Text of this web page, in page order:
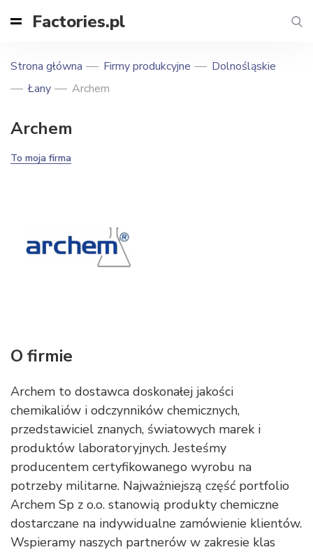
Factories.pl
Strona główna Firmy produkcyjne
Dolnośląskie
Łany
Archem
Archem
To moja firma
O firmie
Archem to dostawca doskonałej jakości
chemikaliów i odczynników chemicznych,
przedstawiciel znanych, światowych marek i
produktów laboratoryjnych. Jesteśmy
producentem certyfikowanego wyrobu na
potrzeby militarne. Najważniejszą część portfolio
Archem Sp z o.o. stanowią produkty chemiczne
dostarczane na indywidualne zamówienie klientów.
Wspieramy naszych partnerów w zakresie klas